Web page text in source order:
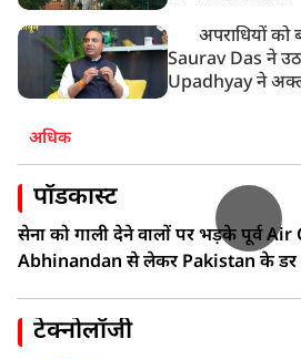
अपराधियों
Saurav Das ने
Upadhyay ने
अधिक
पॉडकास्ट
सेना को गाली देने वालों पर भड़के पूर्व
Abhinandan से लेकर Pakistan के डर
टेक्नोलॉजी